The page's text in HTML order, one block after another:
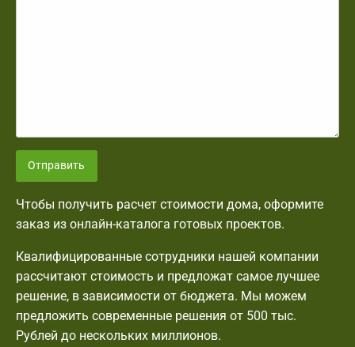
Отправить
Чтобы получить расчет стоимости дома, оформите
заказ из онлайн-каталога готовых проектов.
Квалифицированные сотрудники нашей компании
рассчитают стоимость и предложат самое лучшее
решение, в зависимости от бюджета. Мы можем
предложить современные решения от 500 тыс.
Рублей до нескольких миллионов.